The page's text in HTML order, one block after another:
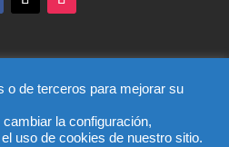
– C/ Colombia, 6, 45004,
o de terceros para mejorar su
la configuración,
uso de cookies de nuestro sitio.